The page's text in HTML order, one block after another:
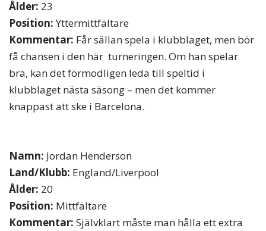
Ålder: 23
Position:Yttermittfältare
Kommentar: Får sällan spela i klubblaget, men bör
få chansen i den här turneringen. Om han spelar
bra, kan det förmodligen leda till speltid i
klubblaget nästa säsong – men det kommer
knappast att ske i Barcelona.
Namn: Jordan Henderson
Land/Klubb: England/Liverpool
Ålder: 20
Position: Mittfältare
Kommentar: Självklart måste man hålla ett extra